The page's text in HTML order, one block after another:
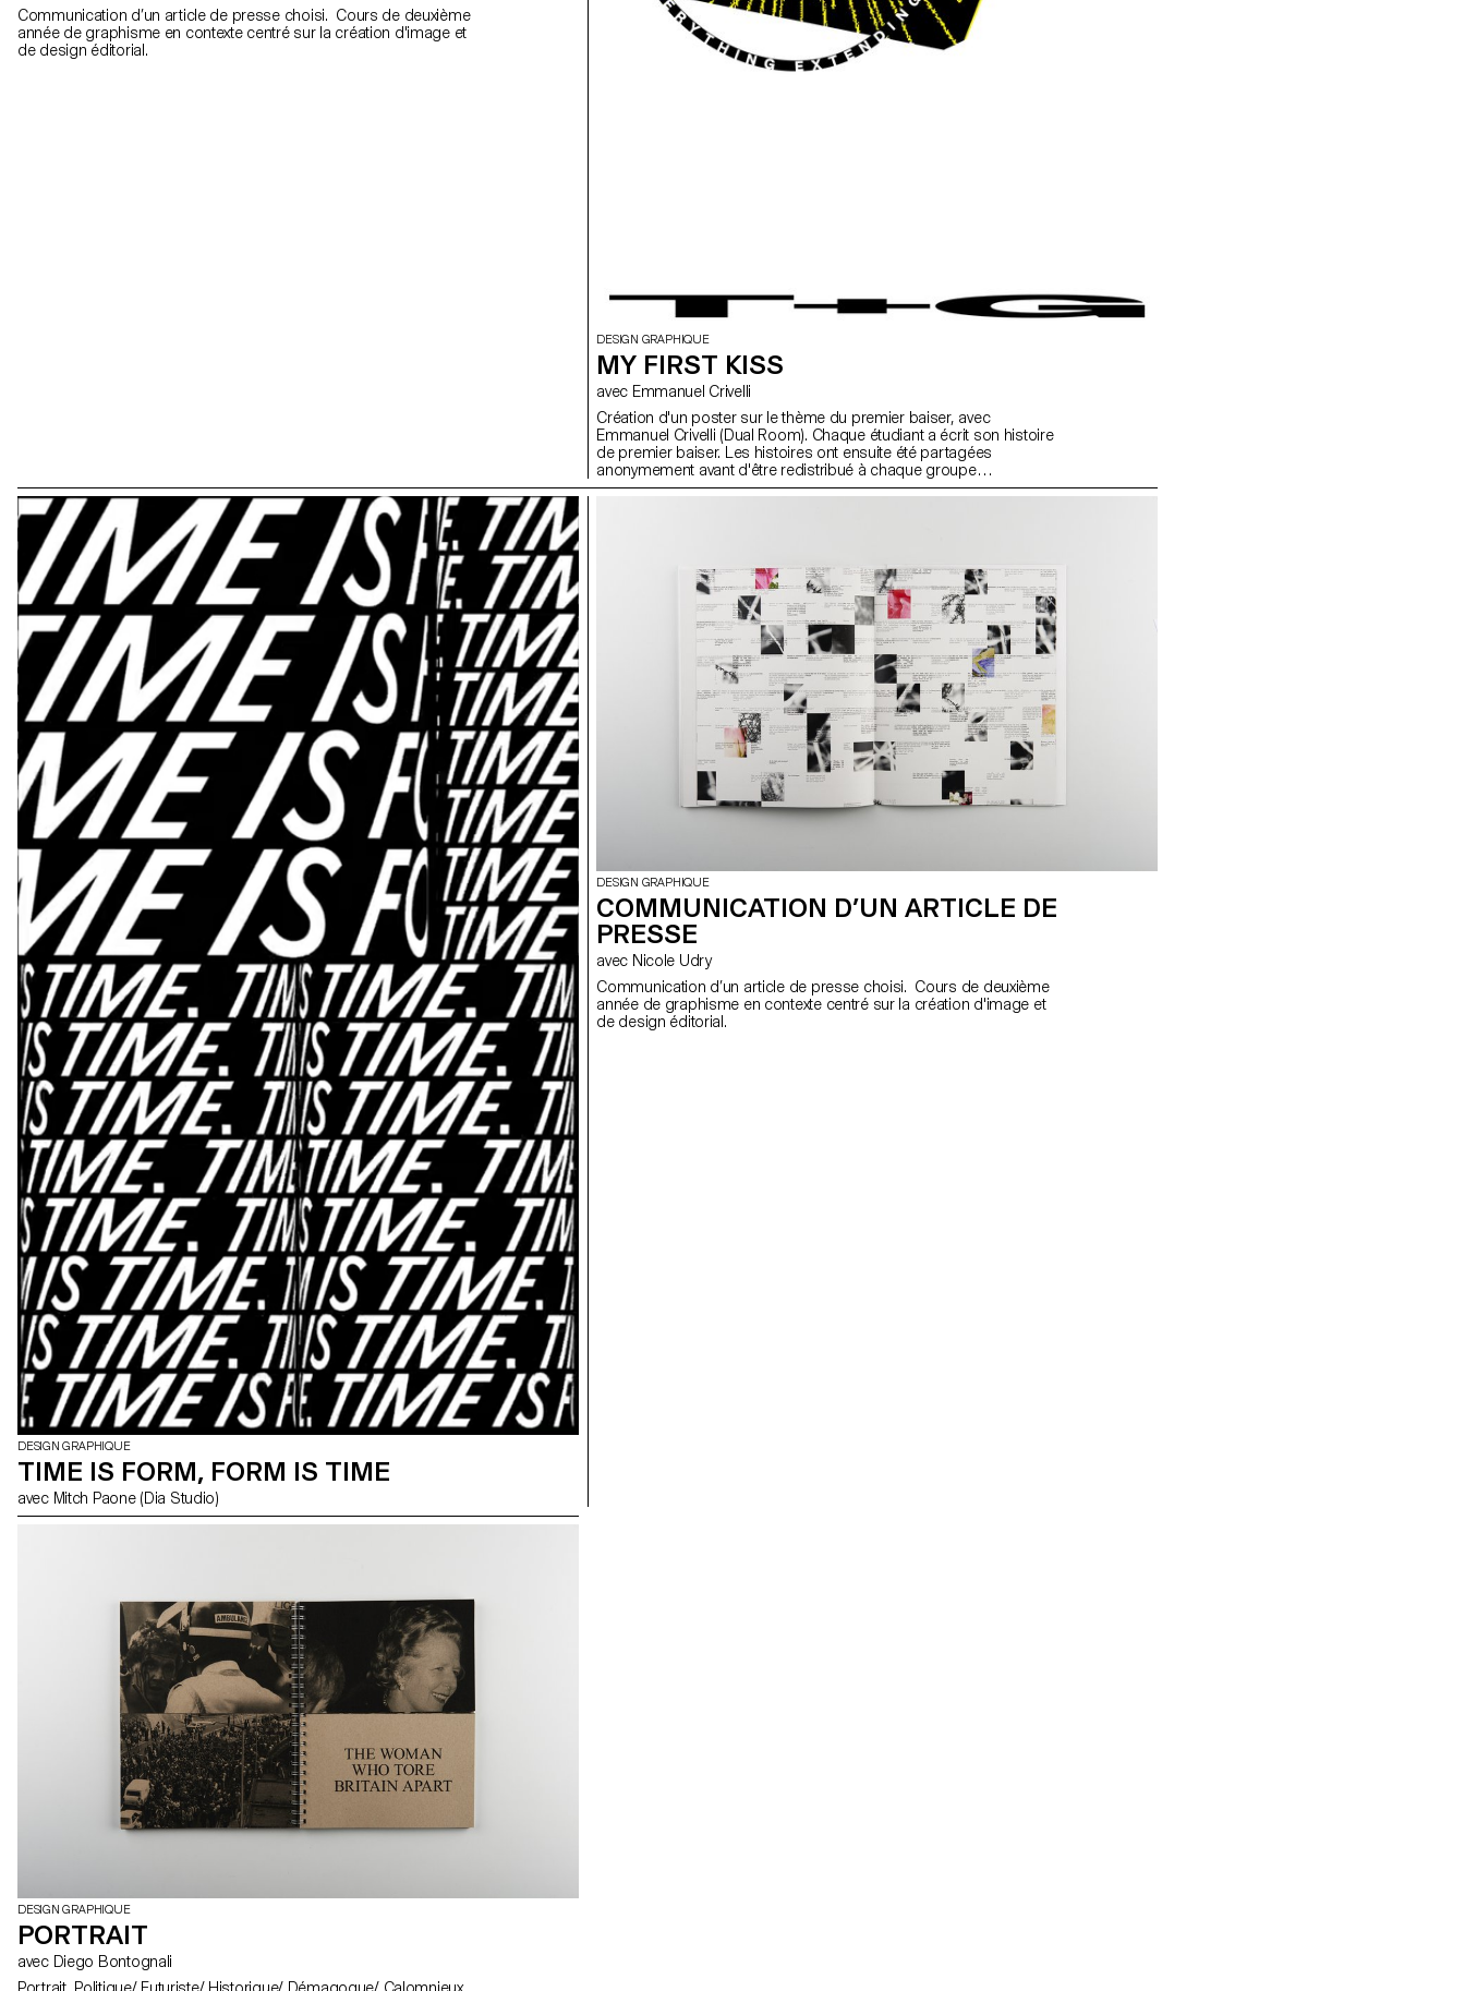
Communication d’un article de presse choisi. Cours de deuxième
année de graphisme en contexte centré sur la création d'image et
de design éditorial.
DESIGN GRAPHIQUE
MY FIRST KISS
avec Emmanuel Crivelli
Création d'un poster sur le thème du premier baiser, avec
Emmanuel Crivelli (Dual Room). Chaque étudiant a écrit son histoire
de premier baiser. Les histoires ont ensuite été partagées
anonymement avant d'être redistribué à chaque groupe
d'étudiants.
DESIGN GRAPHIQUE
TIME IS FORM, FORM IS TIME
avec Mitch Paone (Dia Studio)
DESIGN GRAPHIQUE
COMMUNICATION D’UN ARTICLE DE
PRESSE
avec Nicole Udry
Communication d’un article de presse choisi. Cours de deuxième
année de graphisme en contexte centré sur la création d'image et
de design éditorial.
DESIGN GRAPHIQUE
PORTRAIT
avec Diego Bontognali